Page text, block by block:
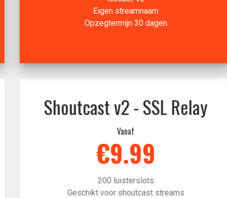
Eigen streamnaam
Opzegtermijn 30 dagen
Shoutcast v2 - SSL Relay
Vanaf
€9.99
200 luisterslots
Geschikt voor shoutcast streams